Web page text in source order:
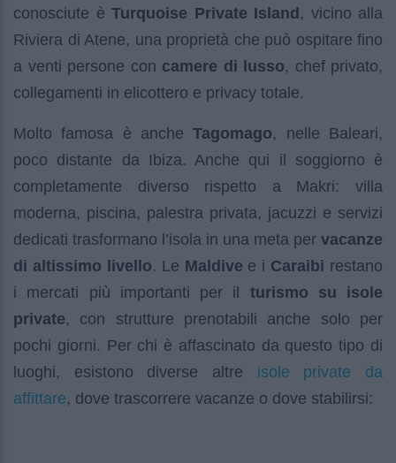
conosciute è Turquoise Private Island , vicino alla
Riviera di Atene, una proprietà che può ospitare fino
a venti persone con camere di lusso, chef privato,
collegamenti in elicottero e privacy totale.
Molto famosa è ancheTagomago, nelle Baleari,
poco distante da Ibiza. Anche qui il soggiorno è
completamente diverso rispetto a Makri: villa
moderna, piscina, palestra privata, jacuzzi e servizi
dedicati trasformano l’isola in una meta per vacanze
di altissimo livello. Le Maldive e i Caraibi restano
i mercati più importanti per il
turismo su isole
private, con strutture prenotabili anche solo per
pochi giorni. Per chi è affascinato da questo tipo di
luoghi, esistono diverse altre isole private da
affittare, dove trascorrere vacanze o dove stabilirsi: